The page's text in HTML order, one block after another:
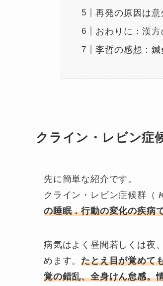
再発の原因は
おわりに：漢
李哲の感想：
クライン・レビン症
先に簡単な紹介です。
クライン・レビン症候群（
の睡眠．行動の変化の疾病
病気はよく昼間若しくは夜
めます。たとえ目が覚めて
覚の錯乱、全身けん怠感。